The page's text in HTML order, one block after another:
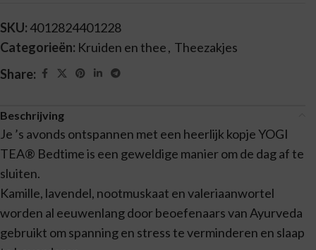
SKU: 4012824401228
Categorieën: Kruiden en thee, Theezakjes
Share:
Beschrijving
Je ’s avonds ontspannen met een heerlijk kopje YOGI
TEA® Bedtime is een geweldige manier om de dag af te
sluiten.
Kamille, lavendel, nootmuskaat en valeriaanwortel
worden al eeuwenlang door beoefenaars van Ayurveda
gebruikt om spanning en stress te verminderen en slaap